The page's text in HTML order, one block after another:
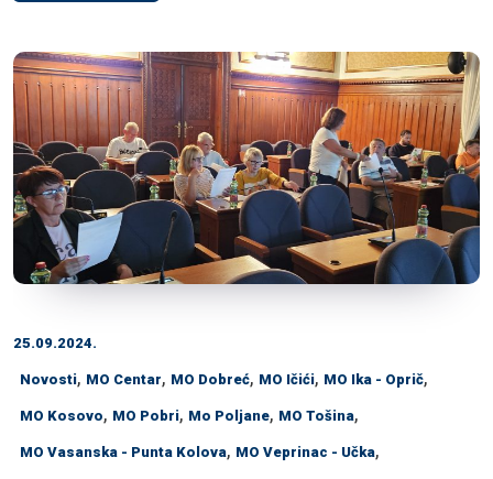
25.09.2024.
Novosti, MO Centar, MO Dobreć, MO Ičići, MO Ika - Oprič,
MO Kosovo, MO Pobri, Mo Poljane, MO Tošina,
MO Vasanska - Punta Kolova, MO Veprinac - Učka,